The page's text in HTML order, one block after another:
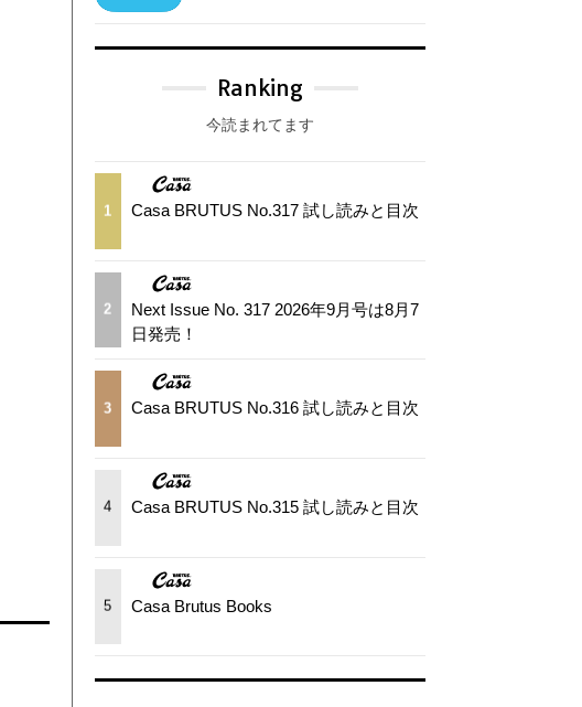
Ranking
今読まれてます
1 Casa BRUTUS No.317 試し読みと目次
2
Next Issue No. 317 2026年9月号は8月7
日発売！
3 Casa BRUTUS No.316 試し読みと目次
4 Casa BRUTUS No.315 試し読みと目次
5 Casa Brutus Books